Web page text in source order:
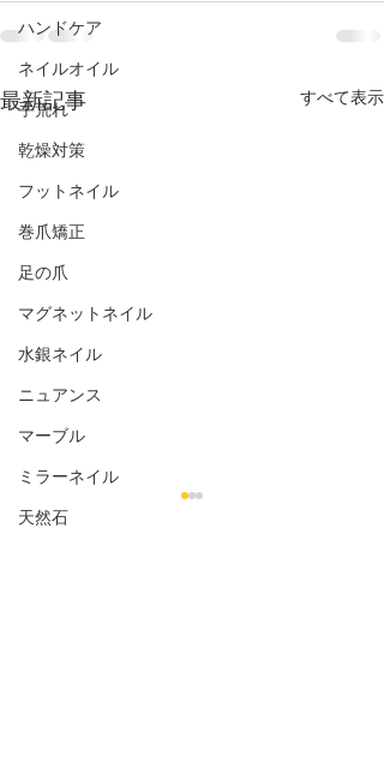
ハンドケア
ネイルオイル
手荒れ
乾燥対策
フットネイル
巻爪矯正
足の爪
マグネットネイル
水銀ネイル
ニュアンス
マーブル
ミラーネイル
天然石
最新記事 すべて表示